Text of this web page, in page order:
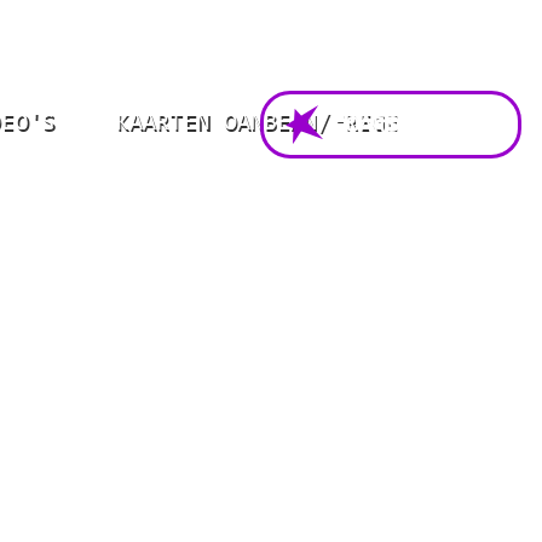
KAARTEN OANBEAN/FREGEFOARSTELLING